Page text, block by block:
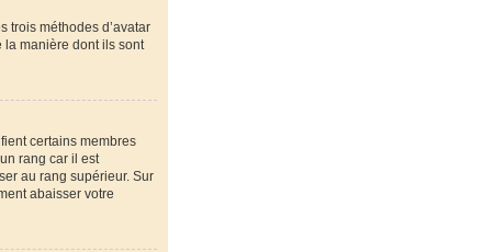
trois méthodes d’avatar
la manière dont ils sont
certains membres
rang car il est
au rang supérieur. Sur
abaisser votre